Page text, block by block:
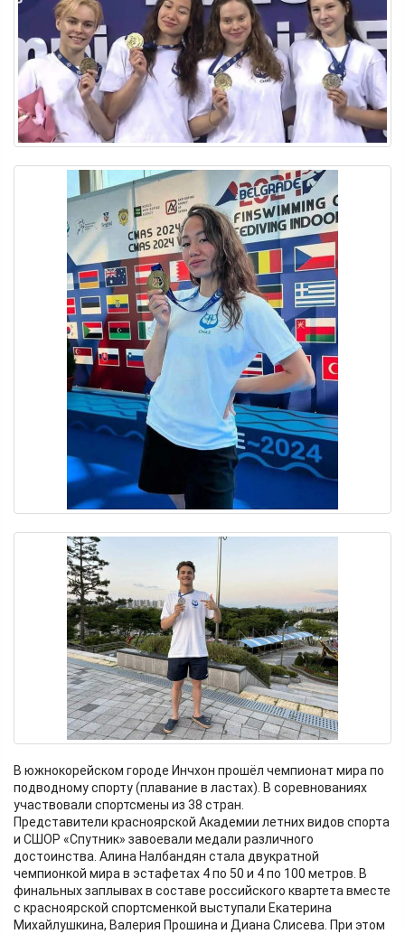
В южнокорейском городе Инчхон прошёл чемпионат мира по
подводному спорту (плавание в ластах). В соревнованиях
участвовали спортсмены из 38 стран.
Представители красноярской Академии летних видов спорта
и СШОР «Спутник» завоевали медали различного
достоинства. Алина Налбандян стала двукратной
чемпионкой мира в эстафетах 4 по 50 и 4 по 100 метров. В
финальных заплывах в составе российского квартета вместе
с красноярской спортсменкой выступали Екатерина
Михайлушкина, Валерия Прошина и Диана Слисева. При этом